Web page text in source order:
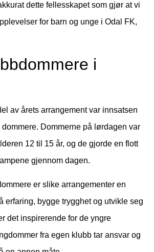
dette fellesskapet som gjør at vi
for barn og unge i Odal FK,
i
av årets arrangement var innsatsen
Dommerne på lørdagen var
12 til 15 år, og de gjorde en flott
gjennom dagen.
er slike arrangementer en
erfaring, bygge trygghet og utvikle seg
det inspirerende for de yngre
fra egen klubb tar ansvar og